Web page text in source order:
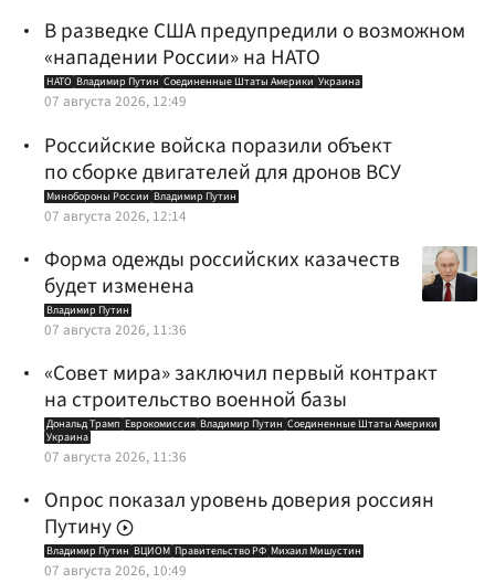
В разведке США предупредили о возможном
«нападении России» на НАТО
НАТО Владимир Путин Соединенные Штаты Америки Украина
07 августа 2026, 12:49
Российские войска поразили объект
по сборке двигателей для дронов ВСУ
Минобороны России Владимир Путин
07 августа 2026, 12:14
Форма одежды российских казачеств
будет изменена
Владимир Путин
07 августа 2026, 11:36
«Совет мира» заключил первый контракт
на строительство военной базы
Дональд Трамп Еврокомиссия Владимир Путин Соединенные Штаты Америки
Украина
07 августа 2026, 11:36
Опрос показал уровень доверия россиян
Путину
Владимир Путин ВЦИОМ Правительство РФ Михаил Мишустин
07 августа 2026, 10:49